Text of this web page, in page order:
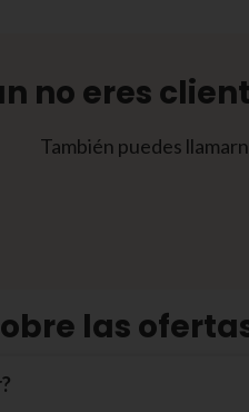
no eres
También puedes
las